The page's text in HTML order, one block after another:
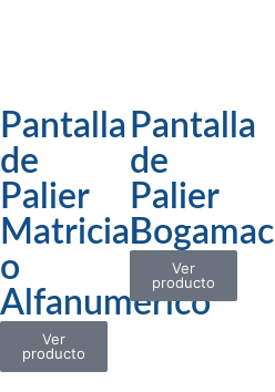
Pantalla
de
Palier
Matricial
o
Alfanumérico
Ver
producto
Pantalla
de
Palier
Bogamac
Ver
producto